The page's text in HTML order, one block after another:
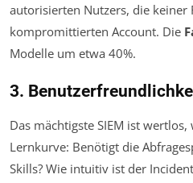
autorisierten Nutzers, die keiner
kompromittierten Account. Die
Modelle um etwa 40%.
3.
Das mächtigste SIEM ist
Lernkurve: Benötigt die
Skills? Wie intuitiv ist der